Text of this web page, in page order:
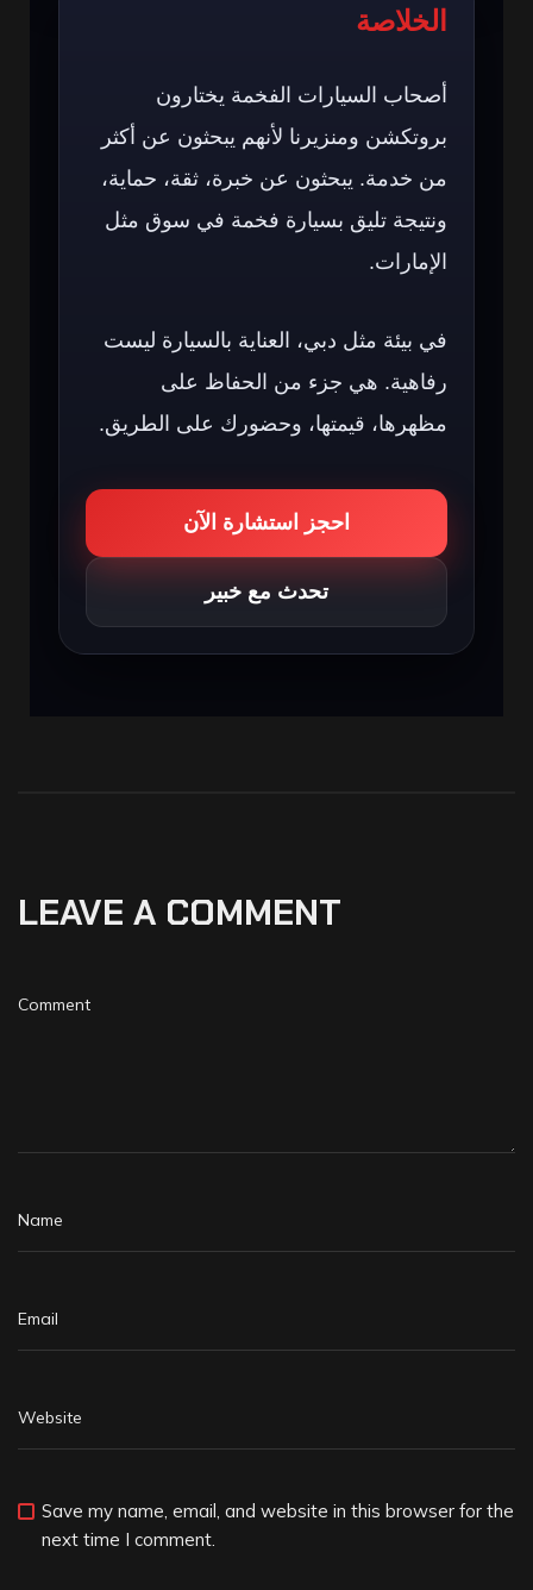
الخلاصة
أصحاب السيارات الفخمة يختارون
بروتكشن ومنزيرنا لأنهم يبحثون عن أكثر
من خدمة. يبحثون عن خبرة، ثقة، حماية،
ونتيجة تليق بسيارة فخمة في سوق مثل
الإمارات.
في بيئة مثل دبي، العناية بالسيارة ليست
رفاهية. هي جزء من الحفاظ على
مظهرها، قيمتها، وحضورك على الطريق.
احجز استشارة الآن
تحدث مع خبير
LEAVE A COMMENT
Save my name, email, and website in this browser for the
next time I comment.